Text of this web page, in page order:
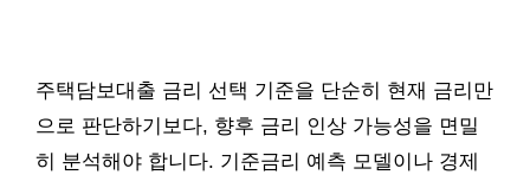
주택담보대출 금리 선택 기준을 단순히 현재 금리만
으로 판단하기보다, 향후 금리 인상 가능성을 면밀
히 분석해야 합니다. 기준금리 예측 모델이나 경제